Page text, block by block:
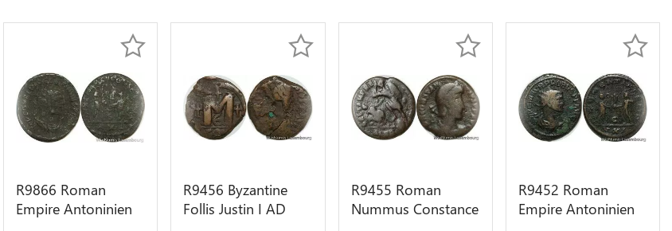
R9866 Roman
Empire Antoninien
R9456 Byzantine
Follis Justin I AD
R9455 Roman
Nummus Constance
R9452 Roman
Empire Antoninien